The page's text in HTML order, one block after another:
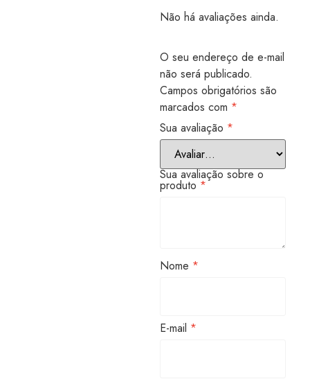
Não há avaliações ainda.
O seu endereço de e-mail
não será publicado.
Campos obrigatórios são
marcados com *
Sua avaliação *
Sua avaliação sobre o
produto *
Nome *
E-mail *